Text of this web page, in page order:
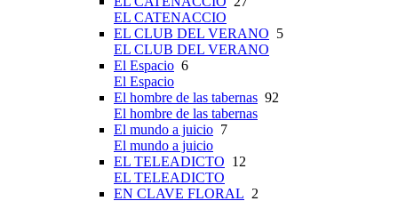
EL CATENACCIO
EL CLUB DEL VERANO 5
EL CLUB DEL VERANO
El Espacio 6
El Espacio
El hombre de las tabernas 92
El hombre de las tabernas
El mundo a juicio 7
El mundo a juicio
EL TELEADICTO 12
EL TELEADICTO
EN CLAVE FLORAL 2